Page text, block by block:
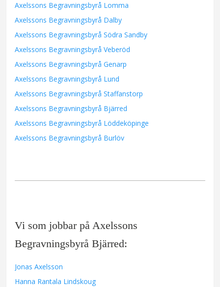
Axelssons Begravningsbyrå Lomma
Axelssons Begravningsbyrå Dalby
Axelssons Begravningsbyrå Södra Sandby
Axelssons Begravningsbyrå Veberöd
Axelssons Begravningsbyrå Genarp
Axelssons Begravningsbyrå Lund
Axelssons Begravningsbyrå Staffanstorp
Axelssons Begravningsbyrå Bjärred
Axelssons Begravningsbyrå Löddeköpinge
Axelssons Begravningsbyrå Burlöv
Vi som jobbar på Axelssons
Begravningsbyrå Bjärred:
Jonas Axelsson
Hanna Rantala Lindskoug